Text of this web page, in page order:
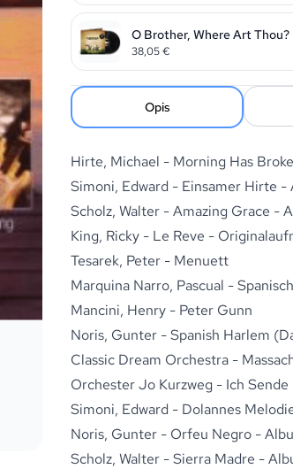
O Brother, Where Art
38,05€
Opis
Hirte, Michael - Morning Has
Simoni, Edward - Einsamer Hirte -
Scholz, Walter - Amazing Grace -
King, Ricky - Le Reve -
Tesarek, Peter - Menuett
Marquina Narro, Pascual -
Mancini, Henry - Peter Gunn
Noris, Gunter - Spanish Harlem
Classic Dream Orchestra -
Orchester Jo Kurzweg - Ich Sende
Simoni, Edward - Dolannes
Noris, Gunter - Orfeu Negro -
Scholz, Walter - Sierra Madre -